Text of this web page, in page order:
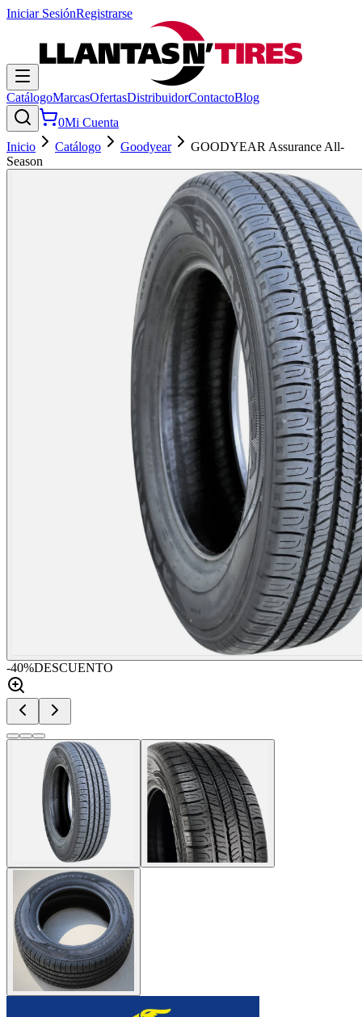
Iniciar SesiónRegistrarse
CatálogoMarcasOfertasDistribuidorContactoBlog
0Mi Cuenta
Inicio
Catálogo Goodyear
GOODYEAR Assurance All-
Season
-40%DESCUENTO